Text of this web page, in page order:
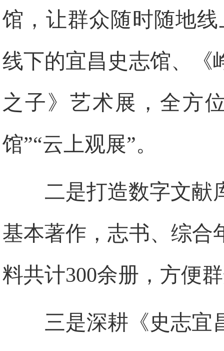
馆，让群众随时随地
线下的宜昌史志馆、《
之子》艺术展，全方
馆”“云上观展”。
二是打造数字文献
基本著作，志书、综合
料共计300余册，方便
三是深耕《史志宜